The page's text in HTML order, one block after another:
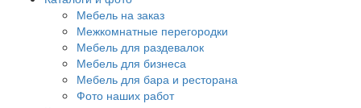
Мебель на заказ
Межкомнатные перегородки
Мебель для раздевалок
Мебель для бизнеса
Мебель для бара и ресторана
Фото наших работ